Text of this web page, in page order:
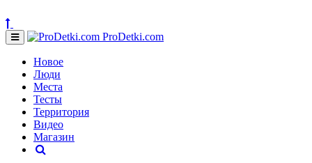
ProDetki.com
Новое
Люди
Места
Тесты
Территория
Видео
Магазин